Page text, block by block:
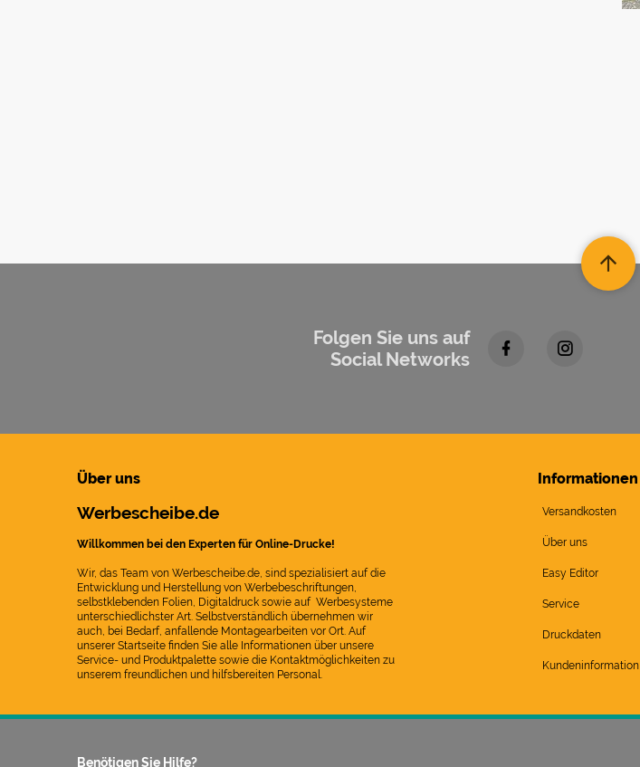
Folgen Sie uns auf
Social Networks
Über uns
Werbescheibe.de
Willkommen bei den Experten für Online-Drucke!
Wir, das Team von Werbescheibe.de, sind spezialisiert auf die
Entwicklung und Herstellung von Werbebeschriftungen,
selbstklebenden Folien, Digitaldruck sowie auf Werbesysteme
unterschiedlichster Art. Selbstverständlich übernehmen wir
auch, bei Bedarf, anfallende Montagearbeiten vor Ort. Auf
unserer Startseite finden Sie alle Informationen über unsere
Service- und Produktpalette sowie die Kontaktmöglichkeiten zu
unserem freundlichen und hilfsbereiten Personal.
Informationen
Versandkosten
Über uns
Easy Editor
Service
Druckdaten
Kundeninformation
Benötigen Sie Hilfe?